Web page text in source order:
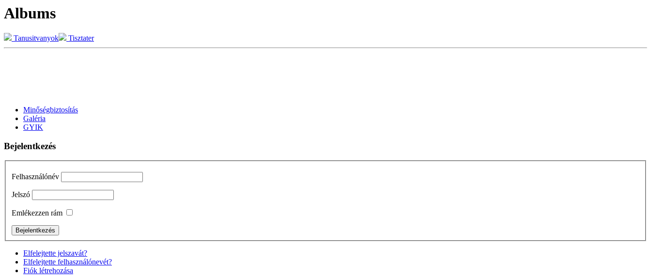
Albums
Tanusitvanyok Tisztater
Minőségbiztosítás
Galéria
GYIK
Bejelentkezés
Felhasználónév
Jelszó
Emlékezzen rám
Elfelejtette jelszavát?
Elfelejtette felhasználónevét?
Fiók létrehozása